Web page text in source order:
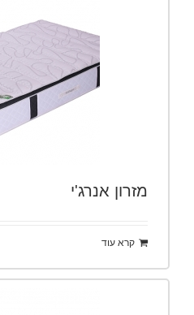
מזרון אנרג'י
קרא עוד